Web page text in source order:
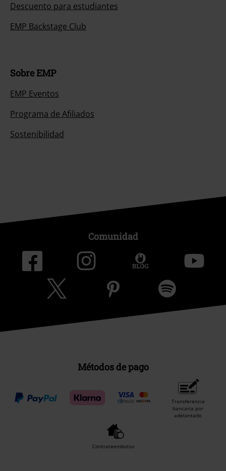
Descuento para estudiantes
EMP Backstage Club
Sobre EMP
EMP Eventos
Programa de Afiliados
Sostenibilidad
Comunidad
Métodos de pago
Transferencia
bancaria por
adelantado
Contrareembolso